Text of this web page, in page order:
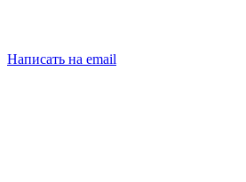
Написать на email